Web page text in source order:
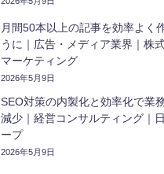
月間50本以上の記事を効率よく
うに｜広告・メディア業界｜株
マーケティング
2026年5月9日
SEO対策の内製化と効率化で業
減少｜経営コンサルティング｜
ープ
2026年5月9日